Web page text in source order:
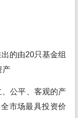
的由20只基金组
产
、公平、客观的产
市场最具投资价